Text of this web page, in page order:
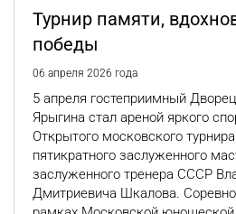
Турнир памяти,
победы
06 апреля 2026 года
5 апреля гостеприимный
Ярыгина стал ареной яркого
Открытого московского
пятикратного заслуженного
заслуженного тренера СССР
Дмитриевича Шкалова.